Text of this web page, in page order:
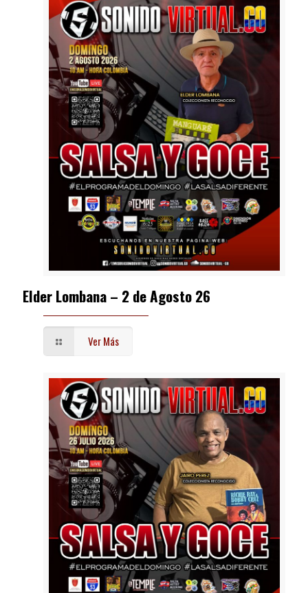
Elder Lombana – 2 de Agosto 26
Ver Más